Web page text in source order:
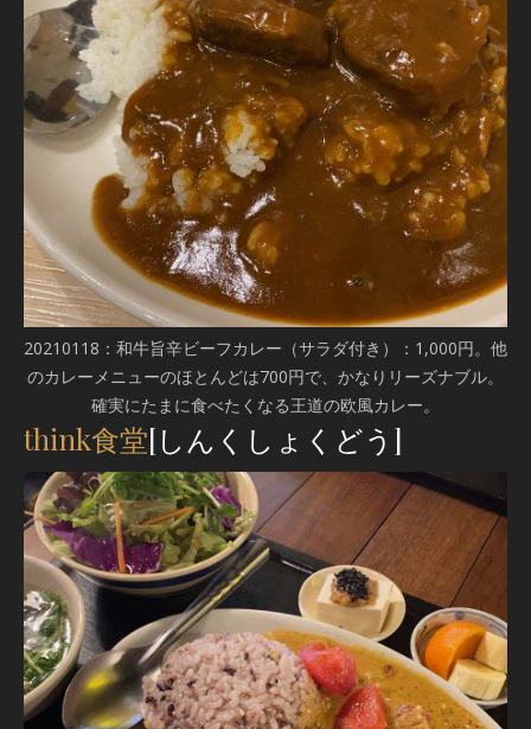
20210118：和牛旨辛ビーフカレー（サラダ付き）：1,000円。他
のカレーメニューのほとんどは700円で、かなりリーズナブル。
確実にたまに食べたくなる王道の欧風カレー。
think食堂[しんくしょくどう]